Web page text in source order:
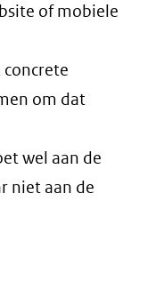
of mobiele
om dat
wel aan de
niet aan de